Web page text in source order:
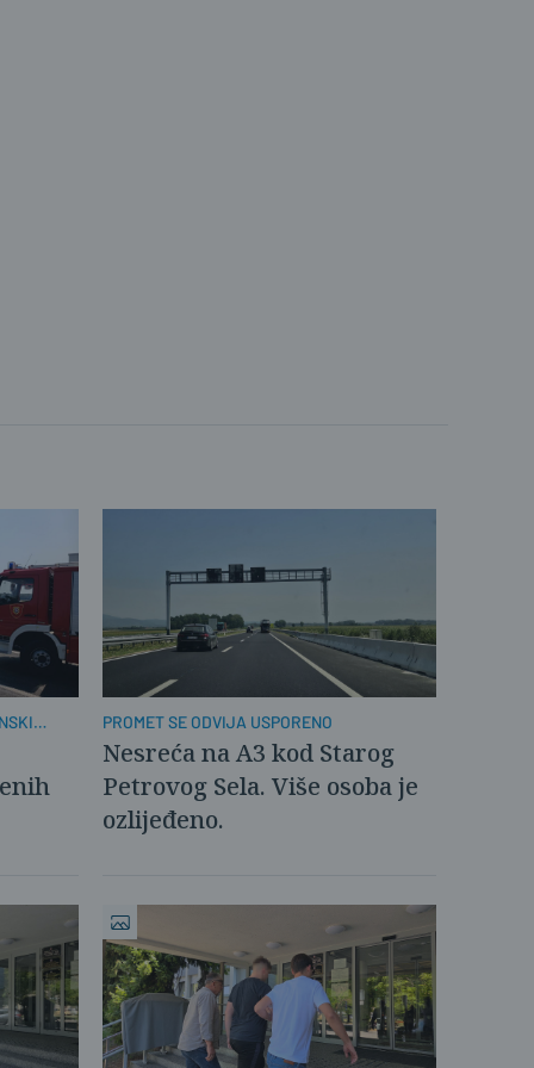
PROMET SE ODVIJA USPORENO
Nesreća na A3 kod Starog
Petrovog Sela. Više osoba je
ozlijeđeno.